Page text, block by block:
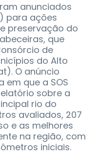
anunciados
para ações
preservação do
que
de
do Alto
O anúncio
em que a SOS
sobre a
rio do
avaliados, 207
e as melhores
na região, com
iniciais.